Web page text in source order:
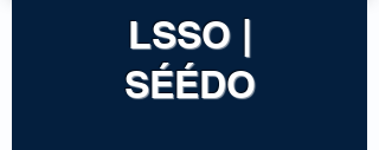
LSSO |
SÉÉDO